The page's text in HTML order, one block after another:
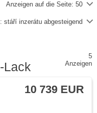
Anzeigen auf die Seite: 50
stáří inzerátu abgesteigend
Lack
5
Anzeigen
10 739 EUR